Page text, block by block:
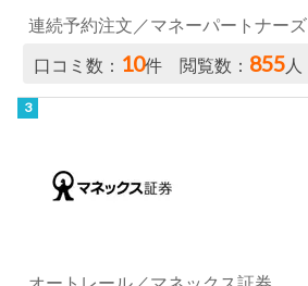
連続予約注文／マネーパートナーズ
口コミ数： 10件 閲覧数： 855 人